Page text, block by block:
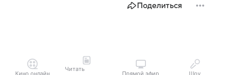
Поделиться
Кино онлайн
Читать
Прямой эфир Шоу